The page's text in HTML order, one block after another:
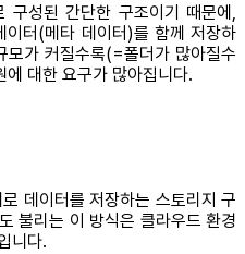
성된 간단한 구조이기 때문에,
터(메타 데이터)를 함께 저장하
모가 커질수록(=폴더가 많아질수
대한 요구가 많아집니다.
데이터를 저장하는 스토리지 구
불리는 이 방식은 클라우드 환경
니다.